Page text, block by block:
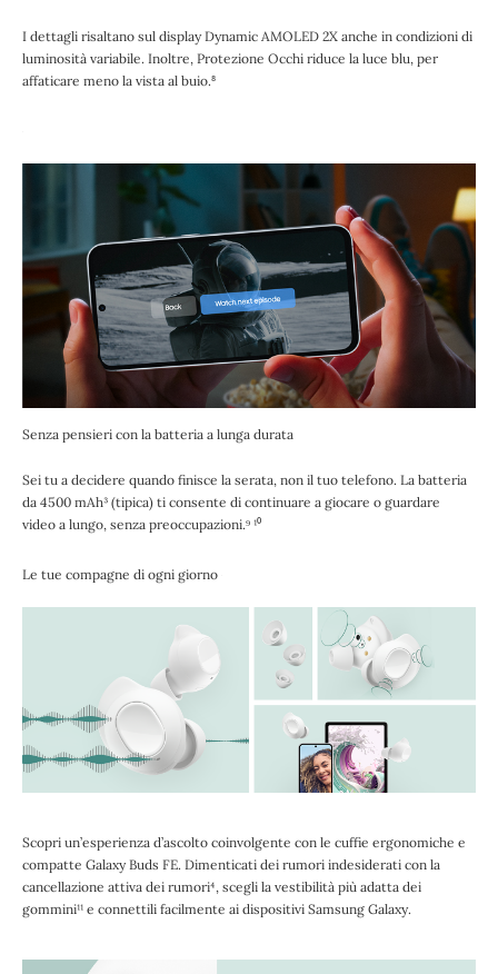
I dettagli risaltano sul display Dynamic AMOLED 2X anche in condizioni di
luminosità variabile. Inoltre, Protezione Occhi riduce la luce blu, per
affaticare meno la vista al buio.⁸
Senza pensieri con la batteria a lunga durata
Sei tu a decidere quando finisce la serata, non il tuo telefono. La batteria
da 4500 mAh³ (tipica) ti consente di continuare a giocare o guardare
video a lungo, senza preoccupazioni.⁹ ¹⁰
Le tue compagne di ogni giorno
Scopri un’esperienza d’ascolto coinvolgente con le cuffie ergonomiche e
compatte Galaxy Buds FE. Dimenticati dei rumori indesiderati con la
cancellazione attiva dei rumori⁴, scegli la vestibilità più adatta dei
gommini¹¹ e connettili facilmente ai dispositivi Samsung Galaxy.